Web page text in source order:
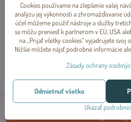
Obojok pre mačiatka so vzorom
mačiek fialový, Trixie
Dočasne vypredané
od 1,99 €
Zobraziť
Najnákup
Cookies používame na zlepšenie vašej
analýzu jej výkonnosti a zhromažďovanie
účel môžeme použiť nástroje a služby
sa môžu preniesť k partnerom v EÚ, USA
na „Prijať všetky cookies“ vyjadrujete svoj
Nižšie môžete nájsť podrobné informácie
Zásady ochrany
Ukázať
Odmietnuť všetko